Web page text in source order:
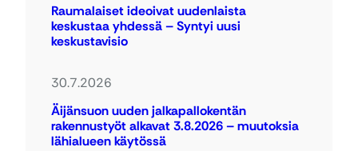
Raumalaiset ideoivat uudenlaista
keskustaa yhdessä – Syntyi uusi
keskustavisio
30.7.2026
Äijänsuon uuden jalkapallokentän
rakennustyöt alkavat 3.8.2026 – muutoksia
lähialueen käytössä